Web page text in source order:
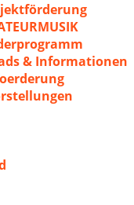
& Informationen